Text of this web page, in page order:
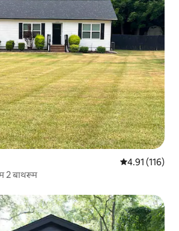
औसत रेटिंग 5 में से
4.91 (116)
2 बाथरूम